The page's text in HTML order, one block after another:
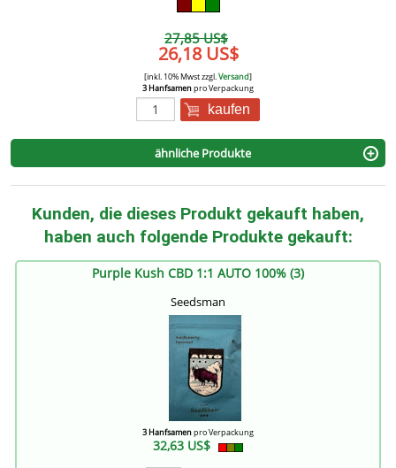
27,85 US$
26,18 US$
[inkl. 10% Mwst zzgl.Versand]
3 Hanfsamenpro Verpackung
kaufen
ähnliche Produkte
Kunden, die dieses Produkt gekauft haben,
haben auch folgende Produkte gekauft:
Purple Kush CBD 1:1 AUTO 100% (3)
Seedsman
3 Hanfsamenpro Verpackung
32,63 US$